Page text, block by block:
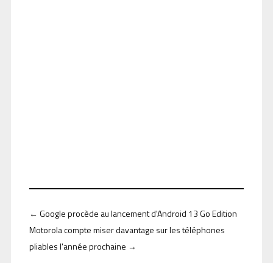
← Google procède au lancement d'Android 13 Go Edition
Motorola compte miser davantage sur les téléphones
pliables l'année prochaine →